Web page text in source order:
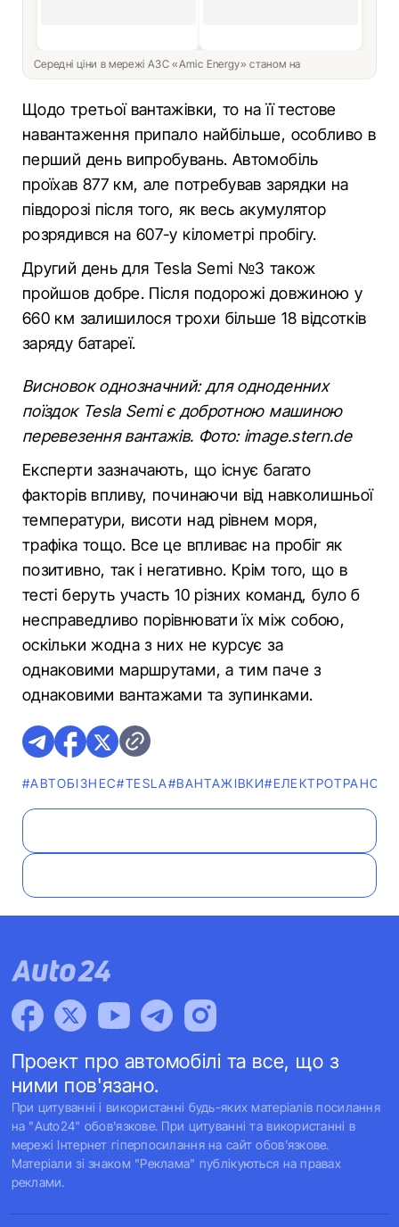
Середні ціни в мережі АЗС «Amic Energy» станом на
Щодо третьої вантажівки, то на її тестове
навантаження припало найбільше, особливо в
перший день випробувань. Автомобіль
проїхав 877 км, але потребував зарядки на
півдорозі після того, як весь акумулятор
розрядився на 607-у кілометрі пробігу.
Другий день для Tesla Semi №3 також
пройшов добре. Після подорожі довжиною у
660 км залишилося трохи більше 18 відсотків
заряду батареї.
Висновок однозначний: для одноденних
поїздок Tesla Semi є добротною машиною
перевезення вантажів. Фото: image.stern.de
Експерти зазначають, що існує багато
факторів впливу, починаючи від навколишньої
температури, висоти над рівнем моря,
трафіка тощо. Все це впливає на пробіг як
позитивно, так і негативно. Крім того, що в
тесті беруть участь 10 різних команд, було б
несправедливо порівнювати їх між собою,
оскільки жодна з них не курсує за
однаковими маршрутами, а тим паче з
однаковими вантажами та зупинками.
#АВТОБІЗНЕС#TESLA#ВАНТАЖІВКИ
Проект про автомобілі та все, що з
ними пов'язано.
При цитуванні і використанні будь-яких матеріалів посилання
на "Auto24" обов'язкове. При цитуванні та використанні в
мережі Інтернет гіперпосилання на сайт обов'язкове.
Матеріали зі знаком "Реклама" публікуються на правах
реклами.